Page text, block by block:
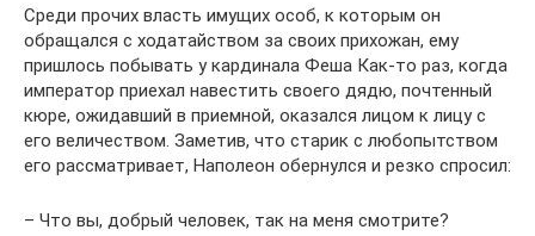
Среди прочих власть имущих особ, к которым он
обращался с ходатайством за своих прихожан, ему
пришлось побывать у кардинала Феша Как-то раз, когда
император приехал навестить своего дядю, почтенный
кюре, ожидавший в приемной, оказался лицом к лицу с
его величеством. Заметив, что старик с любопытством
его рассматривает, Наполеон обернулся и резко спросил:
– Что вы, добрый человек, так на меня смотрите?